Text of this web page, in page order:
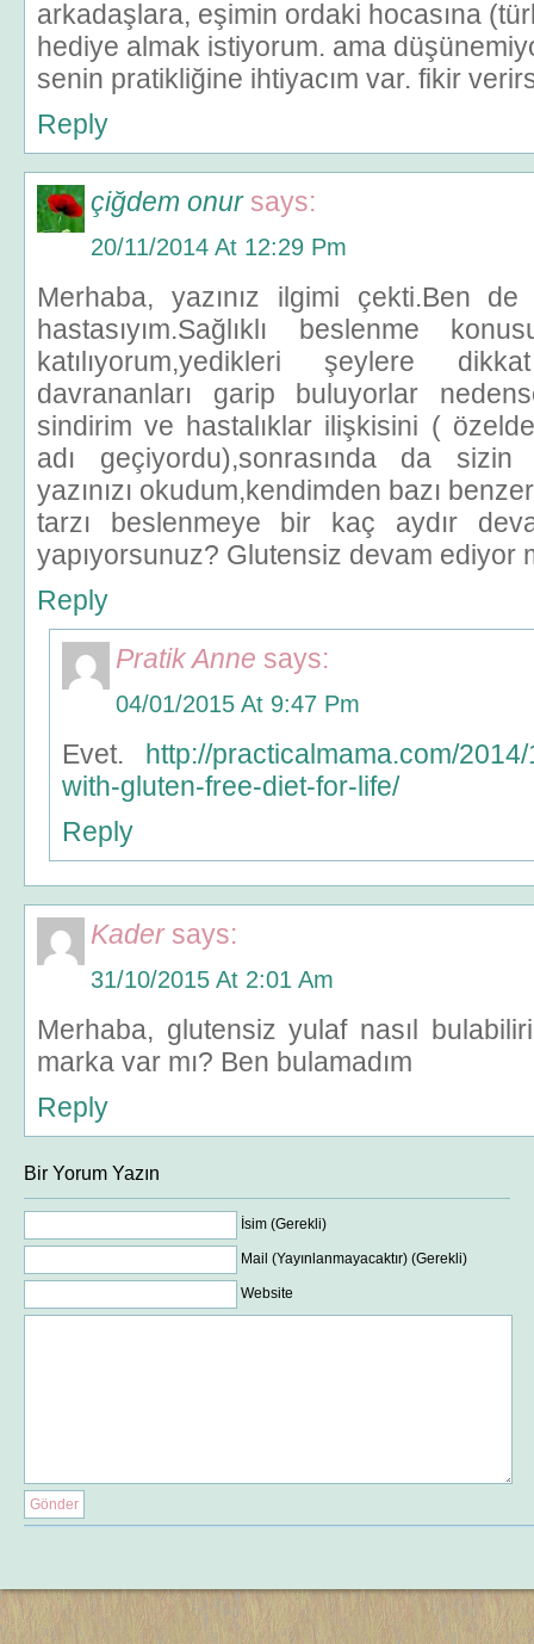
arkadaşlara, eşimin ordaki hocasına
hediye almak istiyorum. ama
senin pratikliğine ihtiyacım var. fikir
Reply
çiğdem onur says:
20/11/2014 At 12:29 Pm
Merhaba, yazınız ilgimi çekti.Ben
hastasıyım.Sağlıklı beslenme
katılıyorum,yedikleri şeylere
davrananları garip buluyorlar
sindirim ve hastalıklar ilişkisini (
adı geçiyordu),sonrasında da sizin
yazınızı okudum,kendimden bazı
tarzı beslenmeye bir kaç aydır
yapıyorsunuz? Glutensiz devam ediyor
Reply
Pratik Anne says:
04/01/2015 At 9:47 Pm
Evet. http://practicalmama.com/
with-gluten-free-diet-for-life/
Reply
Kader says:
31/10/2015 At 2:01 Am
Merhaba, glutensiz yulaf nasıl
marka var mı? Ben bulamadım
Reply
Bir Yorum Yazın
İsim (Gerekli)
Mail (Yayınlanmayacaktır) (Gerekli)
Website